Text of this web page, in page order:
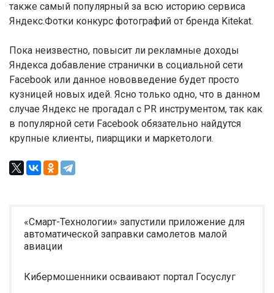
также самый популярный за всю историю сервиса
Яндекс.Фотки конкурс фотографий от бренда Kitekat.
Пока неизвестно, повысит ли рекламные доходы
Яндекса добавление странички в социальной сети
Facebook или данное нововведение будет просто
кузницей новых идей. Ясно только одно, что в данном
случае Яндекс не прогадал с PR инструментом, так как
в популярной сети Facebook обязательно найдутся
крупные клиенты, пиарщики и маркетологи.
«Смарт-Технологии» запустили приложение для
автоматической заправки самолетов малой
авиации
Кибермошенники осваивают портал Госуслуг